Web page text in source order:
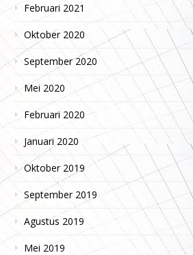
Februari 2021
Oktober 2020
September 2020
Mei 2020
Februari 2020
Januari 2020
Oktober 2019
September 2019
Agustus 2019
Mei 2019